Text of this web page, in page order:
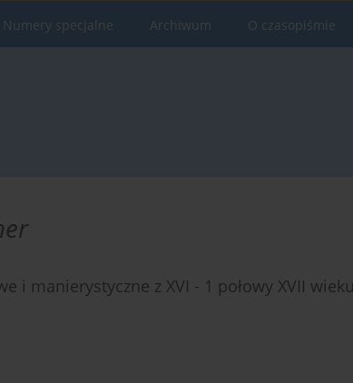
Numery specjalne Archiwum O czasopiśmie
i manierystyczne z XVI - 1 połowy XVII wieku